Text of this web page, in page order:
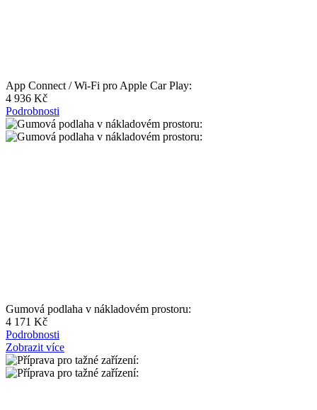
App Connect / Wi-Fi pro Apple Car Play:
4 936 Kč
Podrobnosti
Gumová podlaha v nákladovém prostoru:
4 171 Kč
Podrobnosti
Zobrazit více